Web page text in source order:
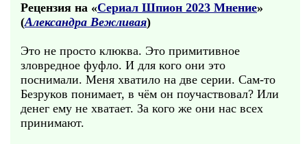
Рецензия на «Сериал Шпион 2023 Мнение»
(Александра Вежливая)
Это не просто клюква. Это примитивное
зловредное фуфло. И для кого они это
поснимали. Меня хватило на две серии. Сам-то
Безруков понимает, в чём он поучаствовал? Или
денег ему не хватает. За кого же они нас всех
принимают.